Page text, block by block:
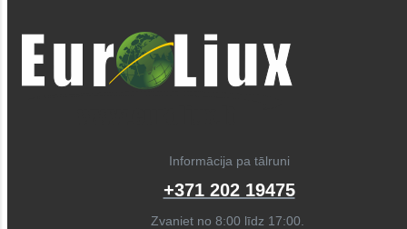
Informācija pa tālruni
+371 202 19475
Zvaniet no 8:00 līdz 17:00.